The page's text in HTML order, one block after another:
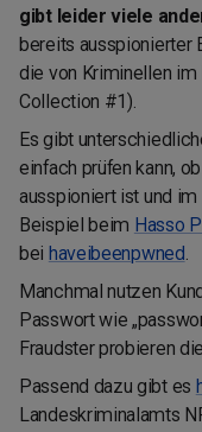
gibt leider viele
bereits ausspionierter
die von Kriminellen
Collection #1).
Es gibt
einfach prüfen kann,
ausspioniert ist und
Beispiel beim Hasso
bei haveibeenpwned.
Manchmal nutzen
Passwort wie
Fraudster probieren
Passend dazu gibt es
Landeskriminalamts